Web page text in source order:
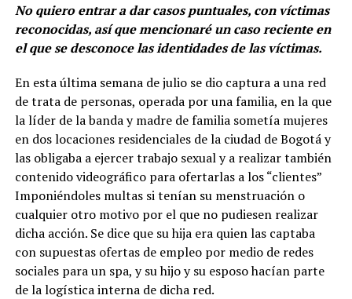
No quiero entrar a dar casos puntuales, con víctimas
reconocidas, así que mencionaré un caso reciente en
el que se desconoce las identidades de las víctimas.
En esta última semana de julio se dio captura a una red
de trata de personas, operada por una familia, en la que
la líder de la banda y madre de familia sometía mujeres
en dos locaciones residenciales de la ciudad de Bogotá y
las obligaba a ejercer trabajo sexual y a realizar también
contenido videográfico para ofertarlas a los “clientes”
Imponiéndoles multas si tenían su menstruación o
cualquier otro motivo por el que no pudiesen realizar
dicha acción. Se dice que su hija era quien las captaba
con supuestas ofertas de empleo por medio de redes
sociales para un spa, y su hijo y su esposo hacían parte
de la logística interna de dicha red.